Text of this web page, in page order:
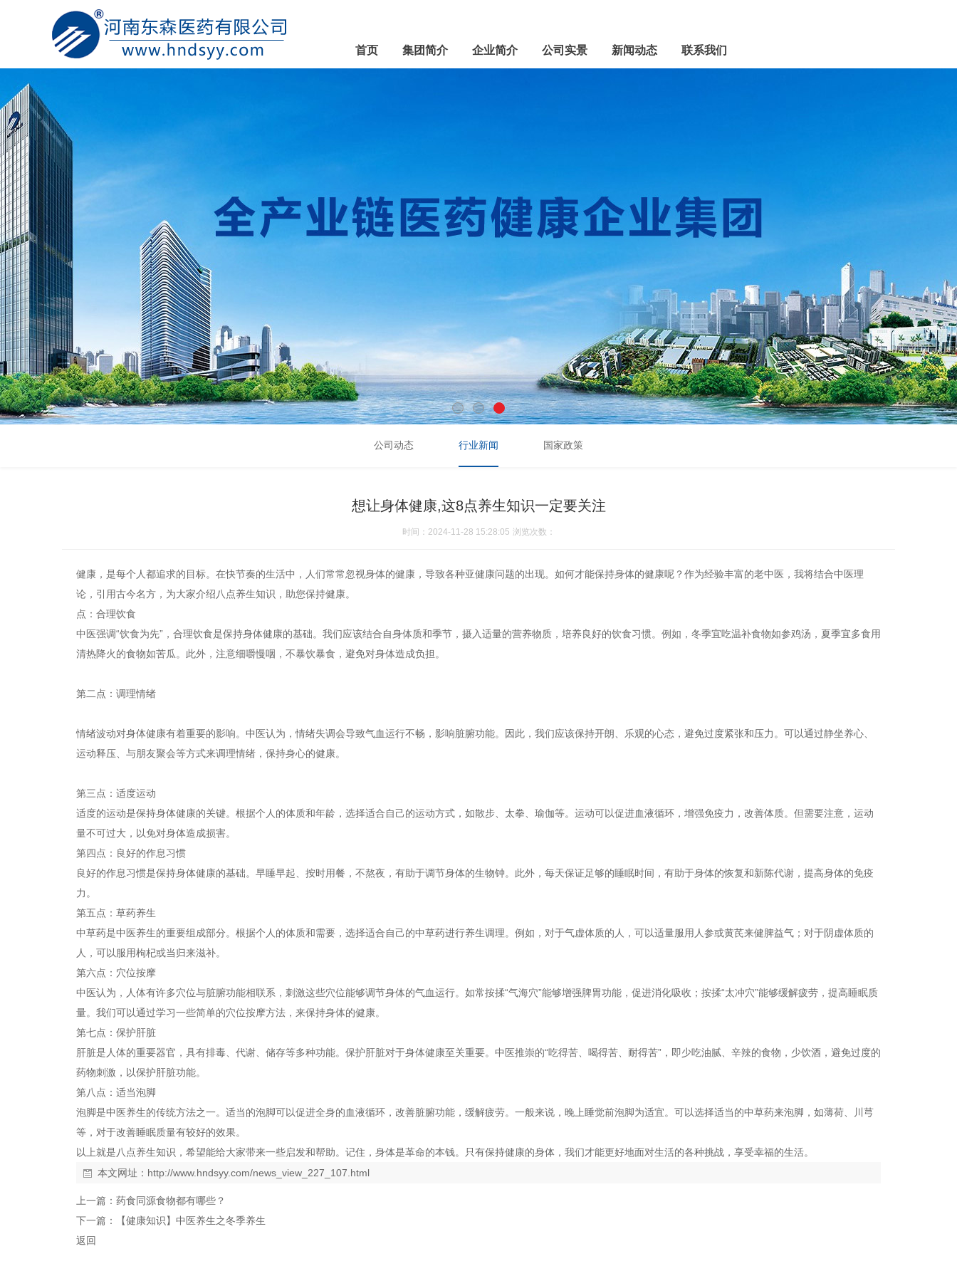
首页 集团简介 企业简介 公司实景 新闻动态 联系我们
公司动态 行业新闻 国家政策
想让身体健康,这8点养生知识一定要关注
时间：2024-11-28 15:28:05 浏览次数：
健康，是每个人都追求的目标。在快节奏的生活中，人们常常忽视身体的健康，导致各种亚健康问题的出现。如何才能保持身体的健康呢？作为经验丰富的老中医，我将结合中医理
论，引用古今名方，为大家介绍八点养生知识，助您保持健康。
点：合理饮食
中医强调“饮食为先”，合理饮食是保持身体健康的基础。我们应该结合自身体质和季节，摄入适量的营养物质，培养良好的饮食习惯。例如，冬季宜吃温补食物如参鸡汤，夏季宜多食用
清热降火的食物如苦瓜。此外，注意细嚼慢咽，不暴饮暴食，避免对身体造成负担。
第二点：调理情绪
情绪波动对身体健康有着重要的影响。中医认为，情绪失调会导致气血运行不畅，影响脏腑功能。因此，我们应该保持开朗、乐观的心态，避免过度紧张和压力。可以通过静坐养心、
运动释压、与朋友聚会等方式来调理情绪，保持身心的健康。
第三点：适度运动
适度的运动是保持身体健康的关键。根据个人的体质和年龄，选择适合自己的运动方式，如散步、太拳、瑜伽等。运动可以促进血液循环，增强免疫力，改善体质。但需要注意，运动
量不可过大，以免对身体造成损害。
第四点：良好的作息习惯
良好的作息习惯是保持身体健康的基础。早睡早起、按时用餐，不熬夜，有助于调节身体的生物钟。此外，每天保证足够的睡眠时间，有助于身体的恢复和新陈代谢，提高身体的免疫
力。
第五点：草药养生
中草药是中医养生的重要组成部分。根据个人的体质和需要，选择适合自己的中草药进行养生调理。例如，对于气虚体质的人，可以适量服用人参或黄芪来健脾益气；对于阴虚体质的
人，可以服用枸杞或当归来滋补。
第六点：穴位按摩
中医认为，人体有许多穴位与脏腑功能相联系，刺激这些穴位能够调节身体的气血运行。如常按揉“气海穴”能够增强脾胃功能，促进消化吸收；按揉“太冲穴”能够缓解疲劳，提高睡眠质
量。我们可以通过学习一些简单的穴位按摩方法，来保持身体的健康。
第七点：保护肝脏
肝脏是人体的重要器官，具有排毒、代谢、储存等多种功能。保护肝脏对于身体健康至关重要。中医推崇的“吃得苦、喝得苦、耐得苦”，即少吃油腻、辛辣的食物，少饮酒，避免过度的
药物刺激，以保护肝脏功能。
第八点：适当泡脚
泡脚是中医养生的传统方法之一。适当的泡脚可以促进全身的血液循环，改善脏腑功能，缓解疲劳。一般来说，晚上睡觉前泡脚为适宜。可以选择适当的中草药来泡脚，如薄荷、川芎
等，对于改善睡眠质量有较好的效果。
以上就是八点养生知识，希望能给大家带来一些启发和帮助。记住，身体是革命的本钱。只有保持健康的身体，我们才能更好地面对生活的各种挑战，享受幸福的生活。
本文网址： http://www.hndsyy.com/news_view_227_107.html
上一篇： 药食同源食物都有哪些？
下一篇：
【健康知识】中医养生之冬季养生
返回